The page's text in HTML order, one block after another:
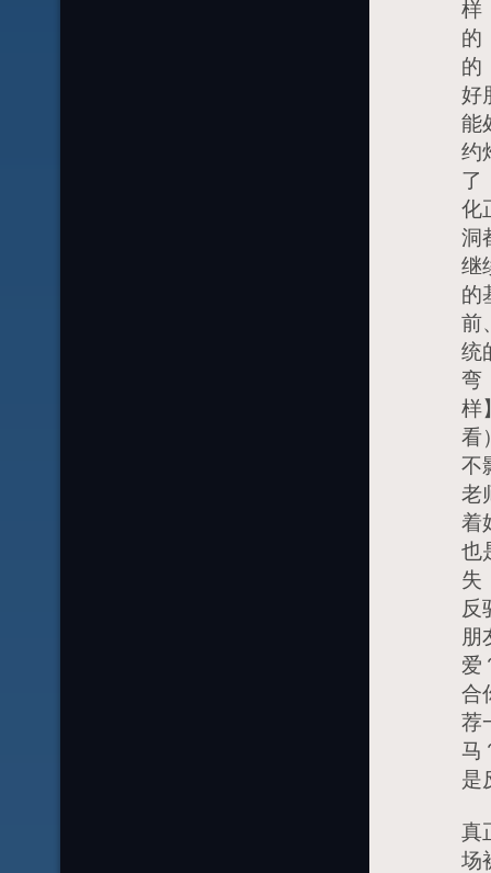
样
的
的
好
能
约
了
化
洞
继
的
前
统
弯
样
看
不
老
着
也
失
反
朋
爱
合
荐
马
是
真
场